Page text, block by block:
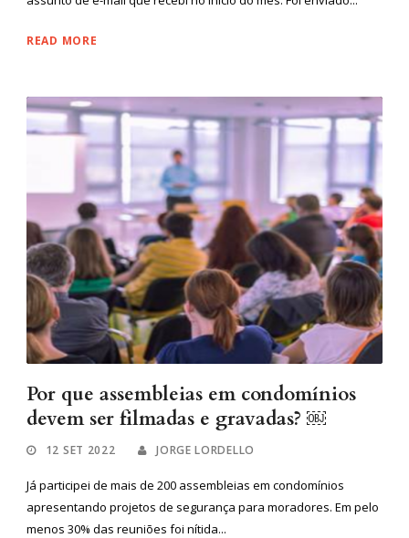
READ MORE
Por que assembleias em condomínios
devem ser filmadas e gravadas? ￼
12 SET 2022 JORGE LORDELLO
Já participei de mais de 200 assembleias em condomínios
apresentando projetos de segurança para moradores. Em pelo
menos 30% das reuniões foi nítida...